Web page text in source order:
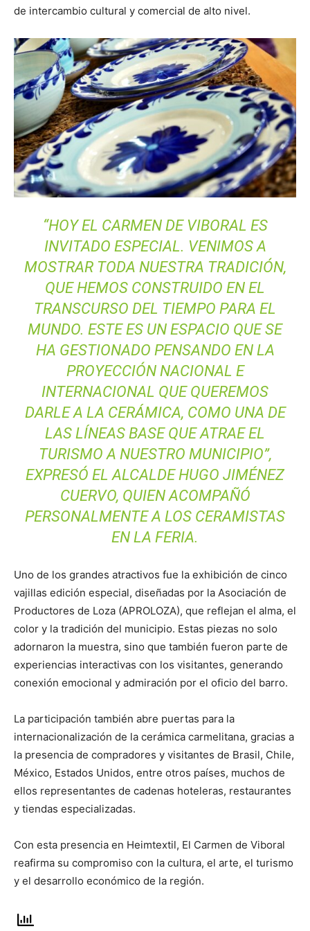
de intercambio cultural y comercial de alto nivel.
“HOY EL CARMEN DE VIBORAL ES
INVITADO ESPECIAL. VENIMOS A
MOSTRAR TODA NUESTRA TRADICIÓN,
QUE HEMOS CONSTRUIDO EN EL
TRANSCURSO DEL TIEMPO PARA EL
MUNDO. ESTE ES UN ESPACIO QUE SE
HA GESTIONADO PENSANDO EN LA
PROYECCIÓN NACIONAL E
INTERNACIONAL QUE QUEREMOS
DARLE A LA CERÁMICA, COMO UNA DE
LAS LÍNEAS BASE QUE ATRAE EL
TURISMO A NUESTRO MUNICIPIO”,
EXPRESÓ EL ALCALDE HUGO JIMÉNEZ
CUERVO, QUIEN ACOMPAÑÓ
PERSONALMENTE A LOS CERAMISTAS
EN LA FERIA.
Uno de los grandes atractivos fue la exhibición de cinco
vajillas edición especial, diseñadas por la Asociación de
Productores de Loza (APROLOZA), que reflejan el alma, el
color y la tradición del municipio. Estas piezas no solo
adornaron la muestra, sino que también fueron parte de
experiencias interactivas con los visitantes, generando
conexión emocional y admiración por el oficio del barro.
La participación también abre puertas para la
internacionalización de la cerámica carmelitana, gracias a
la presencia de compradores y visitantes de Brasil, Chile,
México, Estados Unidos, entre otros países, muchos de
ellos representantes de cadenas hoteleras, restaurantes
y tiendas especializadas.
Con esta presencia en Heimtextil, El Carmen de Viboral
reafirma su compromiso con la cultura, el arte, el turismo
y el desarrollo económico de la región.